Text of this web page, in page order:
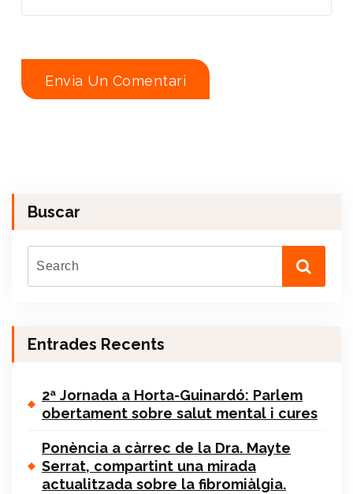
Buscar
Entrades Recents
2ª Jornada a Horta-Guinardó: Parlem
obertament sobre salut mental i cures
Ponència a càrrec de la Dra. Mayte
Serrat, compartint una mirada
actualitzada sobre la fibromiàlgia.